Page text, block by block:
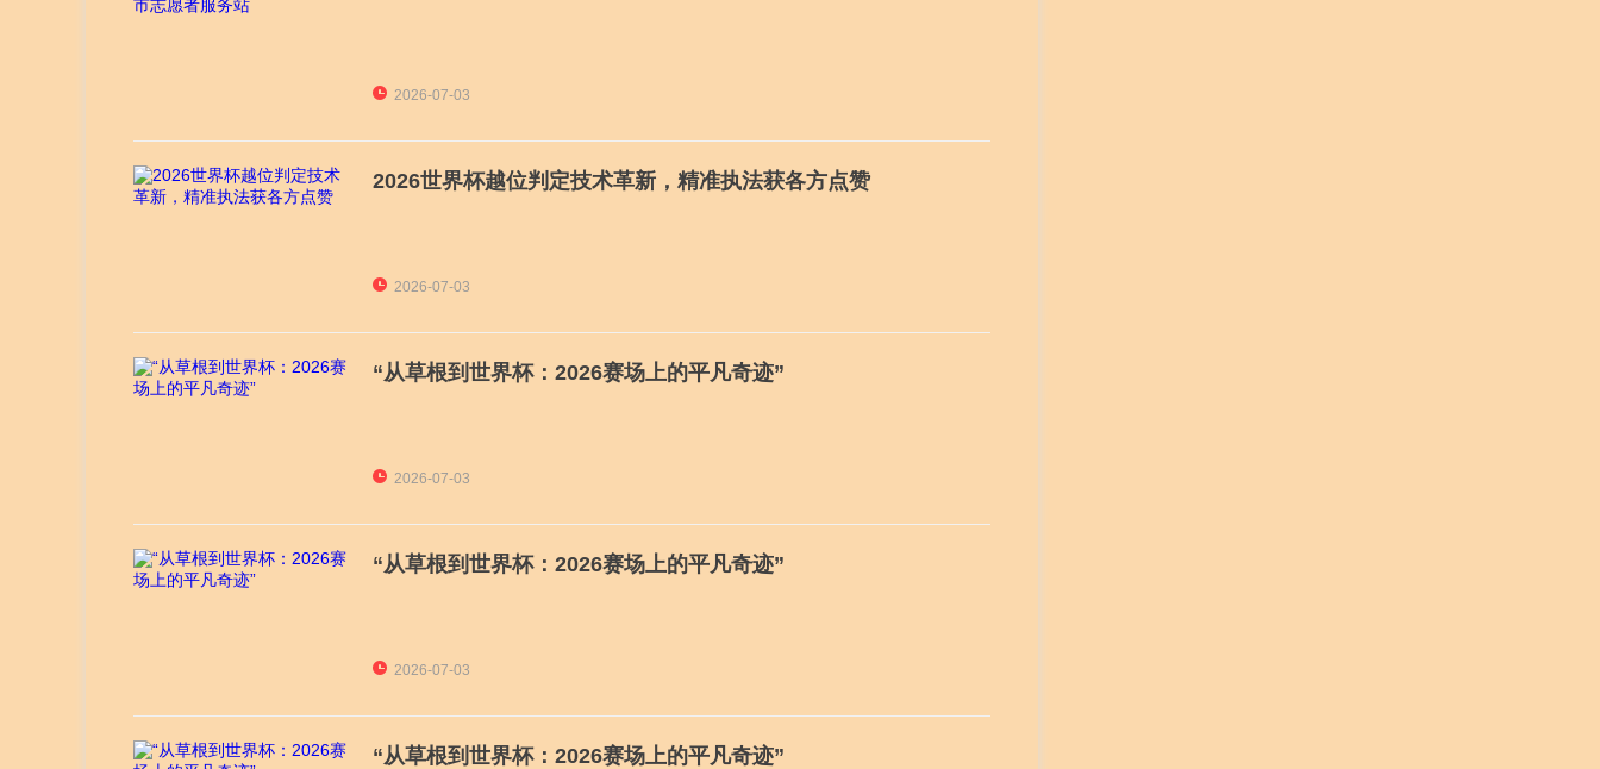
2026-07-03
2026世界杯越位判定技术革新，精准执法获各方点赞
2026-07-03
“从草根到世界杯：2026赛场上的平凡奇迹”
2026-07-03
“从草根到世界杯：2026赛场上的平凡奇迹”
2026-07-03
“从草根到世界杯：2026赛场上的平凡奇迹”